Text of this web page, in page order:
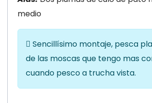
medio
Sencillísimo montaje, pesca
de las moscas que tengo mas
cuando pesco a trucha vista.